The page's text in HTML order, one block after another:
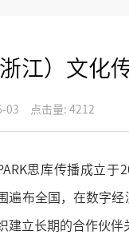
江）文化
03 点击量: 4212
思库传播成立于
遍布全国，在数字
建立长期的合作伙伴